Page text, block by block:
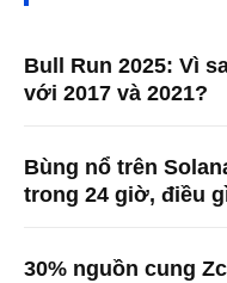
Bull Run 2025: Vì
với 2017 và 2021?
Bùng nổ trên
trong 24 giờ, điều
30% nguồn cung